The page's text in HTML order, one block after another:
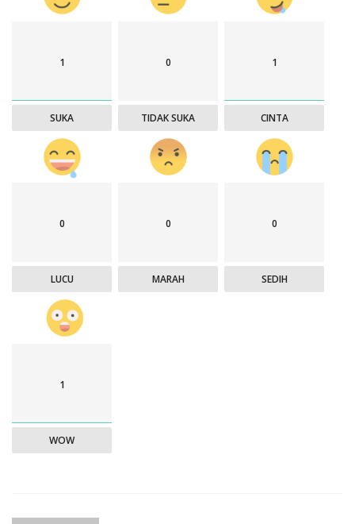
1
SUKA
0
TIDAK SUKA
1
CINTA
0
LUCU
0
MARAH
0
SEDIH
1
WOW